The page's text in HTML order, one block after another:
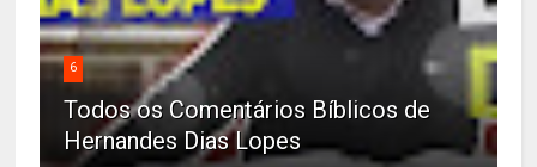
6
Todos os Comentários Bíblicos de
Hernandes Dias Lopes